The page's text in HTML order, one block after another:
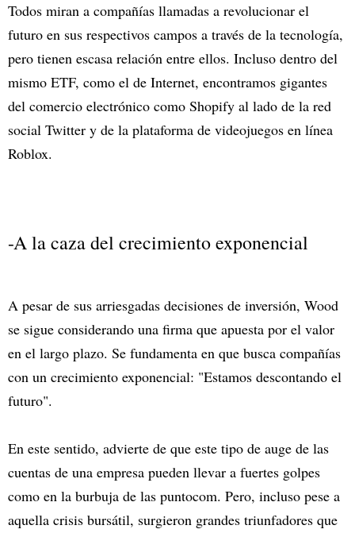
Todos miran a compañías llamadas a revolucionar el
futuro en sus respectivos campos a través de la tecnología,
pero tienen escasa relación entre ellos. Incluso dentro del
mismo ETF, como el de Internet, encontramos gigantes
del comercio electrónico como Shopify al lado de la red
social Twitter y de la plataforma de videojuegos en línea
Roblox.
-A la caza del crecimiento exponencial
A pesar de sus arriesgadas decisiones de inversión, Wood
se sigue considerando una firma que apuesta por el valor
en el largo plazo. Se fundamenta en que busca compañías
con un crecimiento exponencial: "Estamos descontando el
futuro".
En este sentido, advierte de que este tipo de auge de las
cuentas de una empresa pueden llevar a fuertes golpes
como en la burbuja de las puntocom. Pero, incluso pese a
aquella crisis bursátil, surgieron grandes triunfadores que